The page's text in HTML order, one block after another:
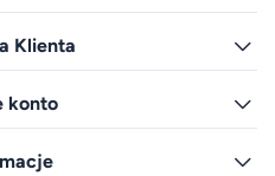
Klienta
konto